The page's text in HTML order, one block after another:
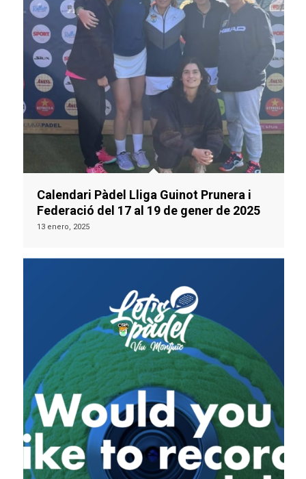
Calendari Pàdel Lliga Guinot Prunera i
Federació del 17 al 19 de gener de 2025
13 enero, 2025